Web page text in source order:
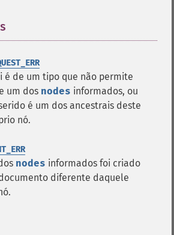
é de um tipo que não permite
um dos nodes informados, ou
é um dos ancestrais deste
nó.
nodes informados foi criado
diferente daquele